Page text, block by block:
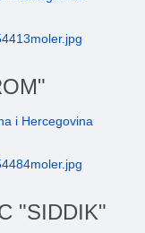
i Hercegovina
"SIDDIK"